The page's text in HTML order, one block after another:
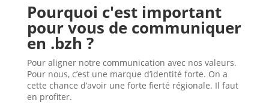
Pourquoi c'est important
pour vous de communiquer
en .bzh ?
Pour aligner notre communication avec nos valeurs.
Pour nous, c’est une marque d’identité forte. On a
cette chance d’avoir une forte fierté régionale. Il faut
en profiter.